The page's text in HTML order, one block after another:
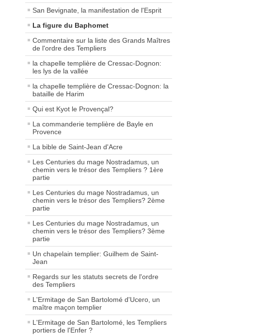
San Bevignate, la manifestation de l'Esprit
La figure du Baphomet
Commentaire sur la liste des Grands Maîtres
de l'ordre des Templiers
la chapelle templière de Cressac-Dognon:
les lys de la vallée
la chapelle templière de Cressac-Dognon: la
bataille de Harim
Qui est Kyot le Provençal?
La commanderie templière de Bayle en
Provence
La bible de Saint-Jean d'Acre
Les Centuries du mage Nostradamus, un
chemin vers le trésor des Templiers ? 1ère
partie
Les Centuries du mage Nostradamus, un
chemin vers le trésor des Templiers? 2ème
partie
Les Centuries du mage Nostradamus, un
chemin vers le trésor des Templiers? 3ème
partie
Un chapelain templier: Guilhem de Saint-
Jean
Regards sur les statuts secrets de l'ordre
des Templiers
L'Ermitage de San Bartolomé d'Ucero, un
maître maçon templier
L'Ermitage de San Bartolomé, les Templiers
portiers de l'Enfer ?